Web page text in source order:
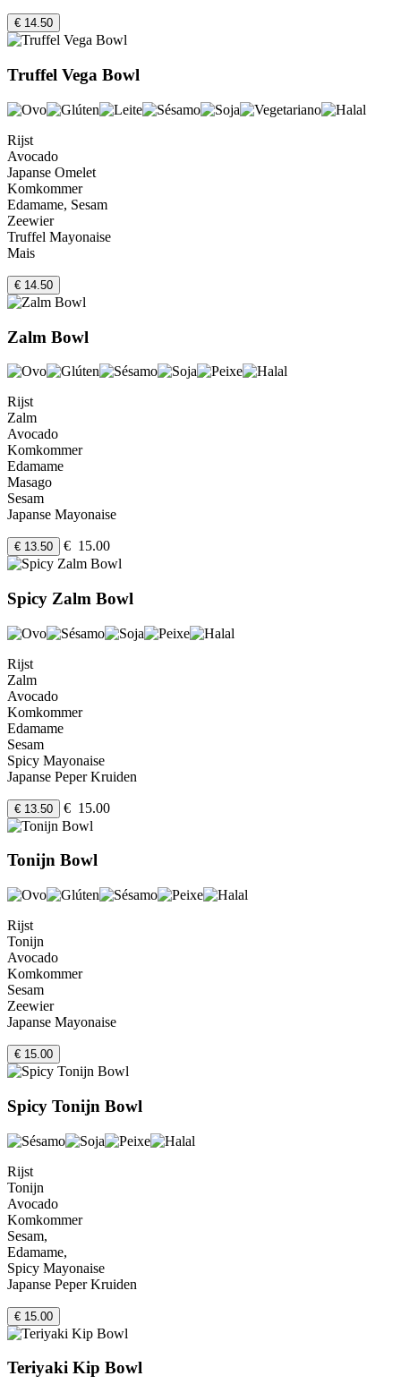
€ 14.50
Truffel Vega Bowl
Rijst
Avocado
Japanse Omelet
Komkommer
Edamame, Sesam
Zeewier
Truffel Mayonaise
Mais
€ 14.50
Zalm Bowl
Rijst
Zalm
Avocado
Komkommer
Edamame
Masago
Sesam
Japanse Mayonaise
€ 13.50 € 15.00
Spicy Zalm Bowl
Rijst
Zalm
Avocado
Komkommer
Edamame
Sesam
Spicy Mayonaise
Japanse Peper Kruiden
€ 13.50 € 15.00
Tonijn Bowl
Rijst
Tonijn
Avocado
Komkommer
Sesam
Zeewier
Japanse Mayonaise
€ 15.00
Spicy Tonijn Bowl
Rijst
Tonijn
Avocado
Komkommer
Sesam,
Edamame,
Spicy Mayonaise
Japanse Peper Kruiden
€ 15.00
Teriyaki Kip Bowl